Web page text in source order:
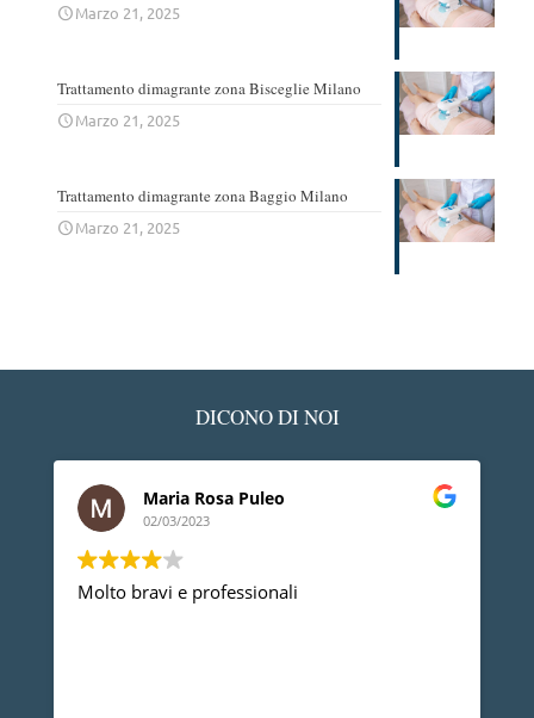
Marzo 21, 2025
Trattamento dimagrante zona Bisceglie Milano
Marzo 21, 2025
Trattamento dimagrante zona Baggio Milano
Marzo 21, 2025
DICONO DI NOI
Ledino Comelli
02/03/2023
Devo ringraziare il Dott. Gherbaz, per la sua